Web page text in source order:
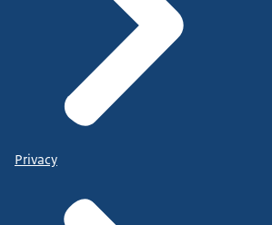
Privacy